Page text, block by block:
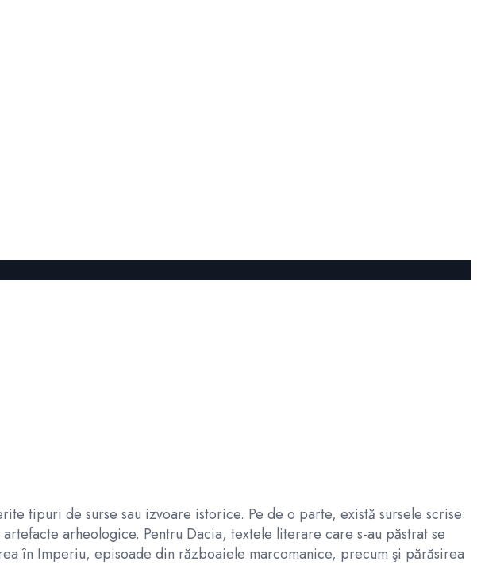
tipuri de surse sau izvoare istorice. Pe de o parte, există sursele scrise:
arheologice. Pentru Dacia, textele literare care s-au păstrat se
în Imperiu, episoade din războaiele marcomanice, precum şi părăsirea